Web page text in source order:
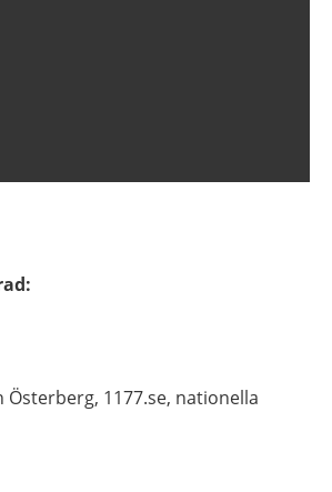
:
Österberg, 1177.se, nationella